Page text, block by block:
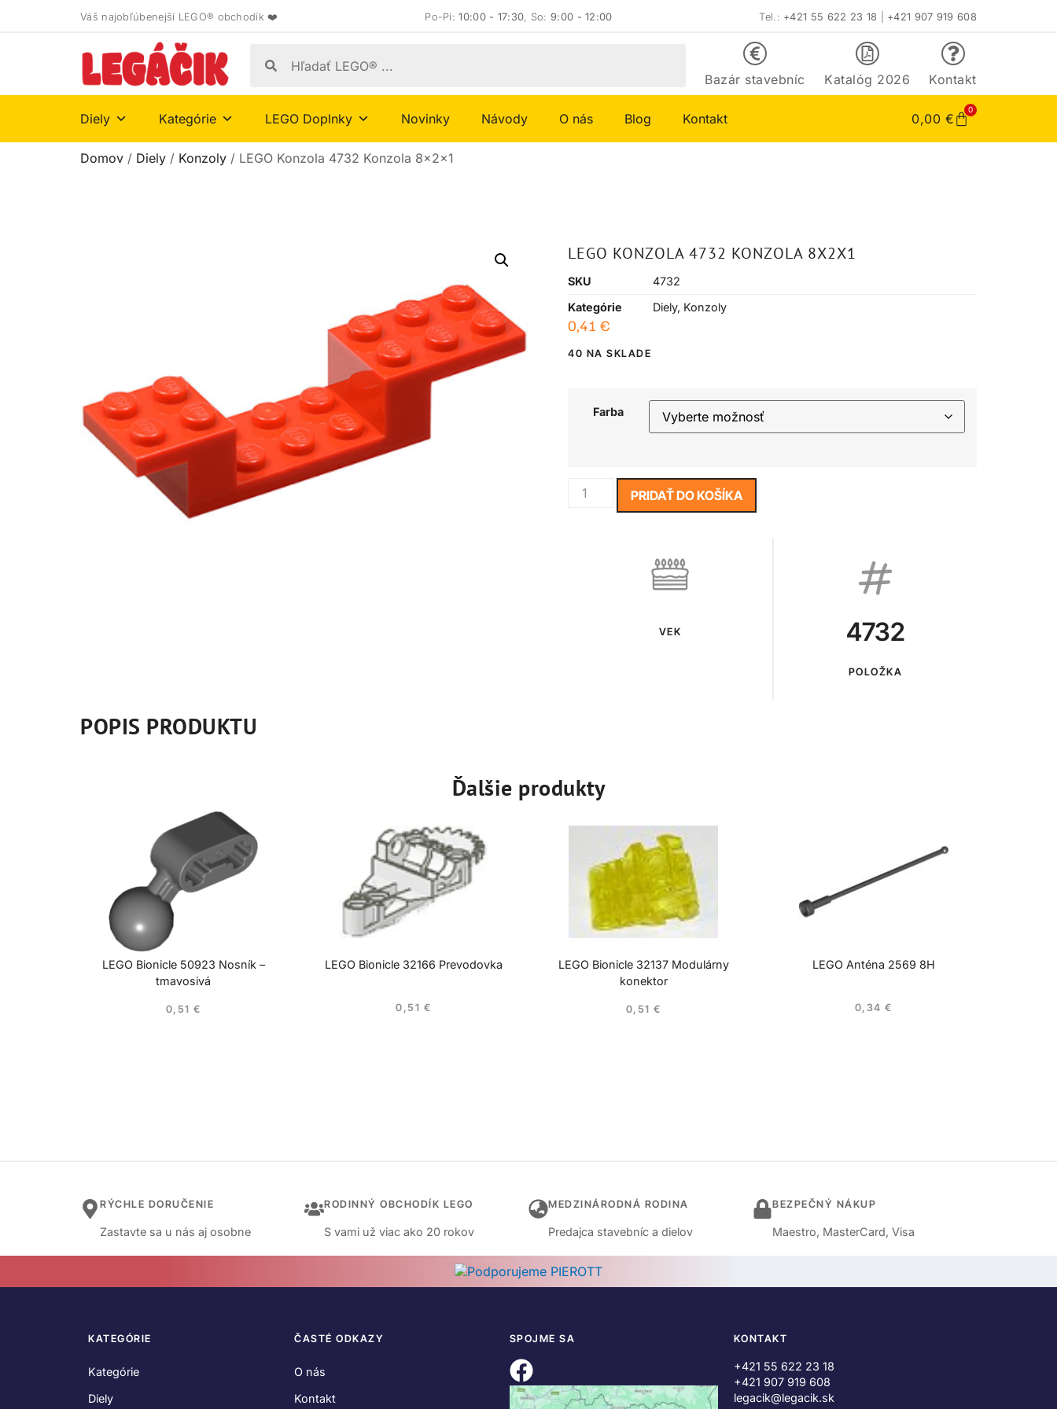
Váš najobľúbenejší LEGO® obchodík ❤️ Po-Pi:10:00 - 17:30, So:9:00 - 12:00 Tel.: +421 55 622 23 18 +421 907 919 608
Bazár stavebníc Katalóg 2026 Kontakt
Diely Kategórie LEGO Doplnky Novinky Návody O nás Blog Kontakt 0,00 €
0
Domov / Diely / Konzoly / LEGO Konzola 4732 Konzola 8x2x1
LEGO KONZOLA 4732 KONZOLA 8X2X1
SKU
4732
Kategórie
Diely, Konzoly
0,41 €
40 NA SKLADE
Farba
PRIDAŤ DO KOŠÍKA
VEK 4732
POLOŽKA
POPIS PRODUKTU
Ďalšie produkty
LEGO Bionicle 50923 Nosník –
tmavosivá
0,51€
LEGO Bionicle 32166 Prevodovka
0,51 €
LEGO Bionicle 32137 Modulárny
konektor
0,51€
LEGO Anténa 2569 8H
0,34€
RÝCHLE DORUČENIE
Zastavte sa u nás aj osobne
RODINNÝ OBCHODÍK LEGO
S vami už viac ako 20 rokov
MEDZINÁRODNÁ RODINA
Predajca stavebníc a dielov
BEZPEČNÝ NÁKUP
Maestro, MasterCard, Visa
KATEGÓRIE
Kategórie
Diely
ČASTÉ ODKAZY
O nás
Kontakt
SPOJME SA KONTAKT
+421 55 622 23 18
+421 907 919 608
legacik@legacik.sk